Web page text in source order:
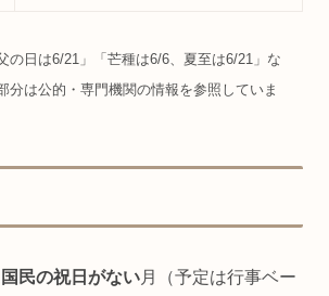
の日は6/21」「芒種は6/6、夏至は6/21」な
分は公的・専門機関の情報を参照していま
国民の祝日がない月（予定は行事ベー